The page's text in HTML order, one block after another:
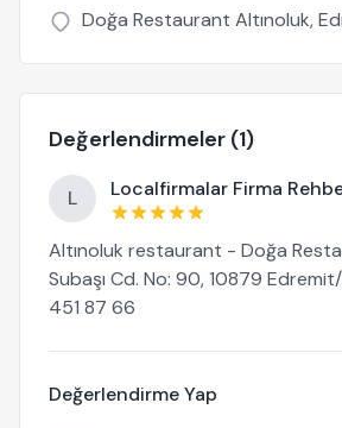
Doğa Restaurant Altınoluk,
Değerlendirmeler (1)
L Localfirmalar Firma
Altınoluk restaurant - Doğa
Subaşı Cd. No: 90, 10879
451 87 66
Değerlendirme Yap